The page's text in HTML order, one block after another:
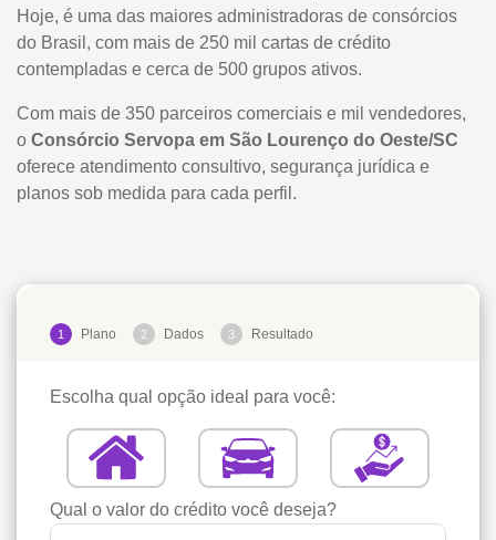
Hoje, é uma das maiores administradoras de consórcios
do Brasil, com mais de 250 mil cartas de crédito
contempladas e cerca de 500 grupos ativos.
Com mais de 350 parceiros comerciais e mil vendedores,
o Consórcio Servopa em São Lourenço do Oeste/SC
oferece atendimento consultivo, segurança jurídica e
planos sob medida para cada perfil.
1 Plano 2 Dados 3 Resultado
Escolha qual opção ideal para você:
Qual o valor do crédito você deseja?